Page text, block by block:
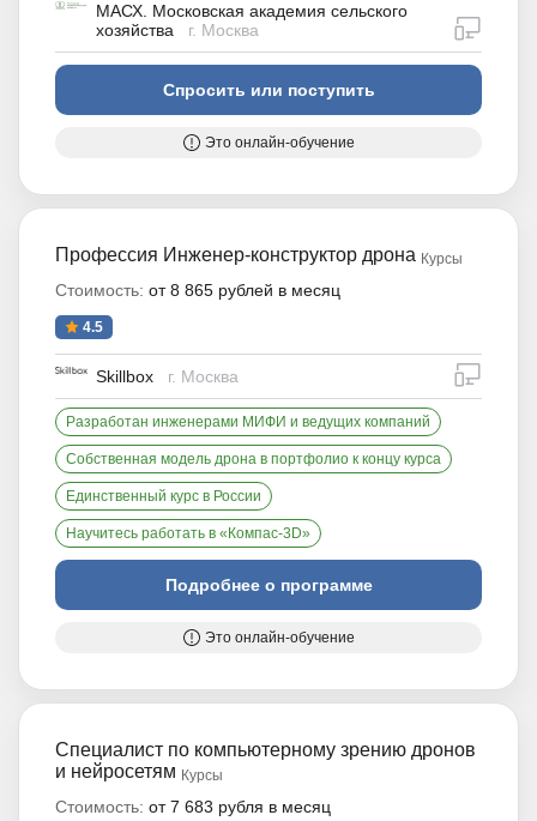
МАСХ. Московская академия сельского
хозяйства
г. Москва
Спросить или поступить
Это онлайн-обучение
Профессия Инженер-конструктор дрона Курсы
Стоимость: от 8 865 рублей в месяц
4.5
Skillbox г. Москва
Разработан инженерами МИФИ и ведущих компаний
Собственная модель дрона в портфолио к концу курса
Единственный курс в России
Научитесь работать в «Компас-3D»
Подробнее о программе
Это онлайн-обучение
Специалист по компьютерному зрению дронов
и нейросетям Курсы
Стоимость: от 7 683 рубля в месяц